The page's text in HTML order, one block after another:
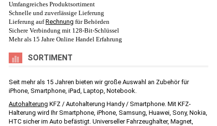
Umfangreiches Produktsortiment
Schnelle und zuverlässige Lieferung
Lieferung aufRechnung für Behörden
Sichere Verbindung mit 128-Bit-Schlüssel
Mehr als 15 Jahre Online Handel Erfahrung
SORTIMENT
Seit mehr als 15 Jahren bieten wir große Auswahl an Zubehör für
iPhone, Smartphone, iPad, Laptop, Notebook.
Autohalterung KFZ / Autohalterung Handy / Smartphone. Mit KFZ-
Halterung wird Ihr Smartphone, iPhone, Samsung, Huawei, Sony, Nokia,
HTC sicher im Auto befästigt. Universeller Fahrzeughalter, Magnet,